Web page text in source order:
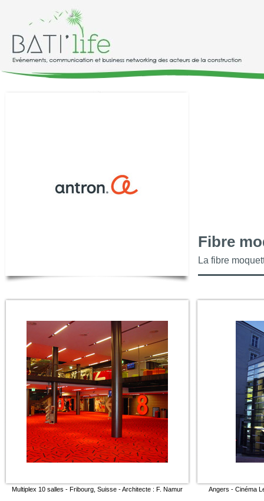
Fibre
La fibre
Multiplex 10 salles - Fribourg, Suisse - Architecte : F. Namur Angers - Cinéma